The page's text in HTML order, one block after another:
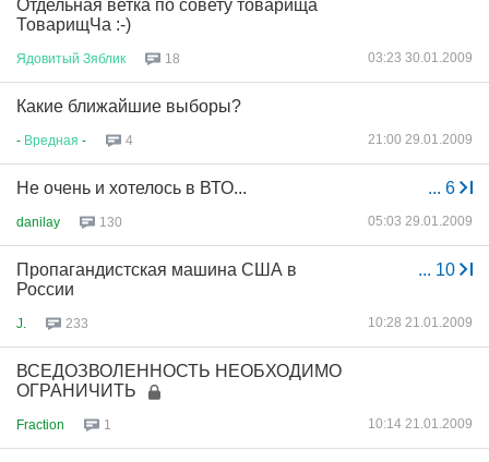
Отдельная ветка по совету товарища
ТоварищЧа :-)
Ядовитый Зяблик 18 03:23 30.01.2009
Какие ближайшие выборы?
- Вредная - 4 21:00 29.01.2009
... 6
Не очень и хотелось в ВТО...
danilay 130 05:03 29.01.2009
... 10
Пропагандистская машина США в
России
J. 233 10:28 21.01.2009
ВСЕДОЗВОЛЕННОСТЬ НЕОБХОДИМО
ОГРАНИЧИТЬ
Fraction 1 10:14 21.01.2009